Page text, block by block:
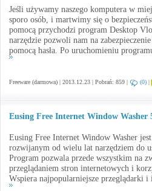
Jeśli używamy naszego komputera w
sporo osób, i martwimy się o
pomocą przychodzi program Desktop
narzędzie pozwoli nam na
pomocą hasła. Po uruchomieniu
Freeware (darmowa) | 2013.12.23 | Pobrań: 859 | (0) |
Eusing Free Internet Window Washer
Eusing Free Internet Window Washer
rozwijanym od wielu lat narzędziem do
Program pozwala przede wszystkim na
przeglądaniem stron internetowych i
Wspiera najpopularniejsze przeglądarki